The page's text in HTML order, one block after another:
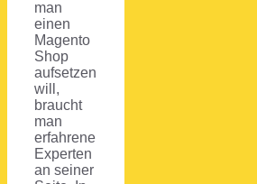
man
einen
Magento
Shop
aufsetzen
will,
braucht
man
erfahrene
Experten
an seiner